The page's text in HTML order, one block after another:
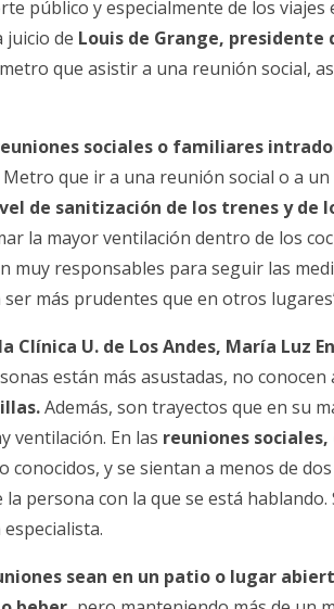
público y especialmente de los
juicio de Louis de Grange,
que asistir a una reunión social,
sociales o familiares
que ir a una reunión social o a
de sanitización de los trenes y de
la mayor ventilación dentro de los
muy responsables para seguir las
más prudentes que en otros
Clínica U. de Los Andes, María Luz
están más asustadas, no
Además, son trayectos que en su
ventilación. En las reuniones
conocidos, y se sientan a menos de
persona con la que se está
sean en un patio o lugar